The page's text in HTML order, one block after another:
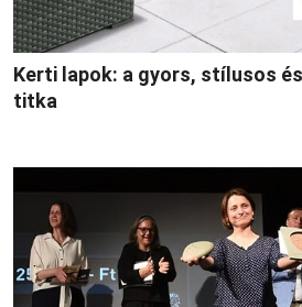
Kerti lapok: a gyors, stílusos
titka